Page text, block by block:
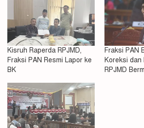
Kisruh Raperda RPJMD,
Fraksi PAN Resmi Lapor ke
BK
Fraksi PAN
Koreksi
RPJMD